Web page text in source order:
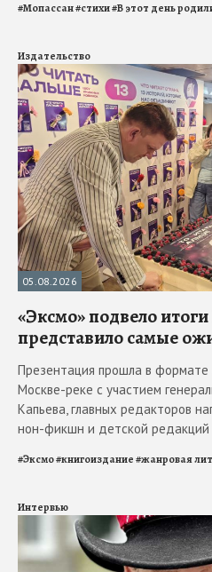
#Мопассан#стихи#В этот день
Издательство
05.08.2026
«Эксмо» подвело
представило самые
Презентация прошла в формате
Москве-реке с участием
Капьева, главных редакторов
нон-фикшн и детской редакций
#Эксмо#книгоиздание#жанровая
Интервью